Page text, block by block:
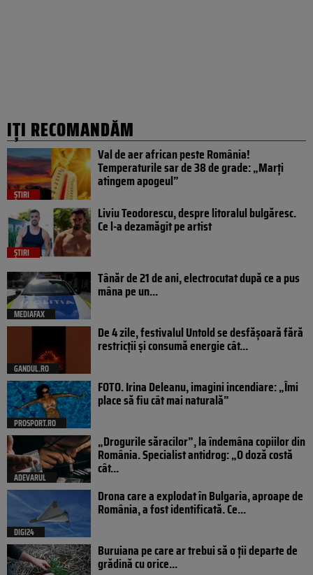
IȚI RECOMANDĂM
ȘTIRI
Val de aer african peste România!
Temperaturile sar de 38 de grade: „Marți
atingem apogeul”
ȘTIRI
Liviu Teodorescu, despre litoralul bulgăresc.
Ce l-a dezamăgit pe artist
MEDIAFAX
Tânăr de 21 de ani, electrocutat după ce a pus
mâna pe un...
GANDUL.RO
De 4 zile, festivalul Untold se desfășoară fără
restricții și consumă energie cât...
PROSPORT.RO
FOTO. Irina Deleanu, imagini incendiare: „Îmi
place să fiu cât mai naturală”
ADEVARUL
„Drogurile săracilor”, la îndemâna copiilor din
România. Specialist antidrog: „O doză costă
cât...
DIGI24
Drona care a explodat în Bulgaria, aproape de
România, a fost identificată. Ce...
Buruiana pe care ar trebui să o ții departe de
grădină cu orice...